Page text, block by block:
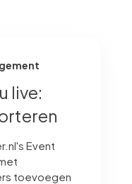
live:
Event
toevoegen